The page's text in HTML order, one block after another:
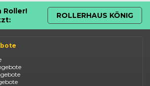
Roller!
ROLLERHAUS KÖNIG